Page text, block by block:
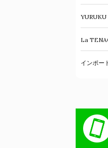
YURUKU
La
インポー